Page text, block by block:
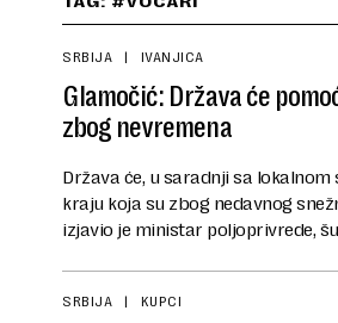
SRBIJA IVANJICA
Glamočić: Država će
zbog nevremena
Država će, u saradnji sa
kraju koja su zbog nedavnog
izjavio je ministar poljoprivrede,
SRBIJA KUPCI